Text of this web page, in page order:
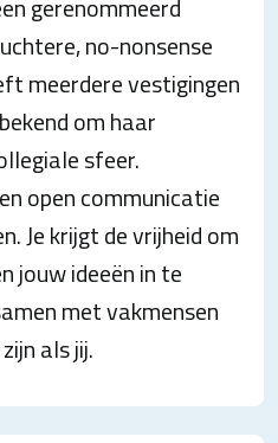
gerenommeerd
no-nonsense
meerdere vestigingen
om haar
sfeer.
open communicatie
Je krijgt de vrijheid om
jouw ideeën in te
met vakmensen
als jij.